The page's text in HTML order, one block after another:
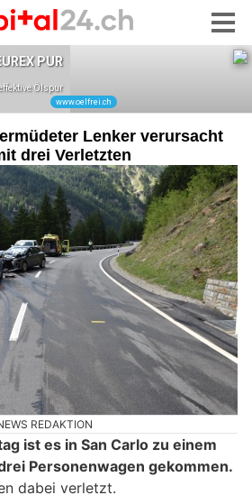
Lenker verursacht
drei Verletzten
REDAKTION
ist es in San Carlo zu einem
Personenwagen gekommen.
dabei verletzt.